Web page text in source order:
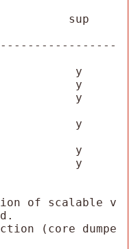
sup
y
y
y
y
y
y
of scalable v
(core dumpe